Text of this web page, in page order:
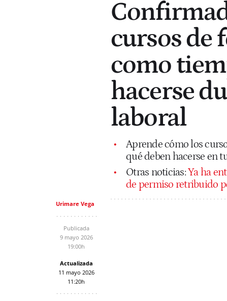
cursos de
como
hacerse
laboral
Aprende cómo los
qué deben hacerse en
Otras noticias:Ya ha
de permiso retribuido
Urimare Vega
Publicada
9 mayo 2026
19:00h
Actualizada
11 mayo 2026
11:20h